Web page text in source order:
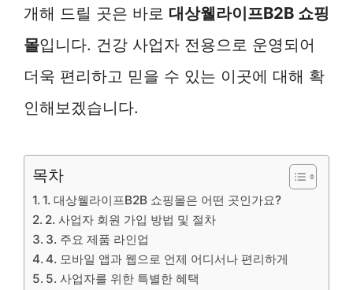
개해 드릴 곳은 바로 대상웰라이프B2B 쇼핑
몰입니다. 건강 사업자 전용으로 운영되어
더욱 편리하고 믿을 수 있는 이곳에 대해 확
인해보겠습니다.
목차
1. 대상웰라이프B2B 쇼핑몰은 어떤 곳인가요?
2. 사업자 회원 가입 방법 및 절차
3. 주요 제품 라인업
4. 모바일 앱과 웹으로 언제 어디서나 편리하게
5. 사업자를 위한 특별한 혜택